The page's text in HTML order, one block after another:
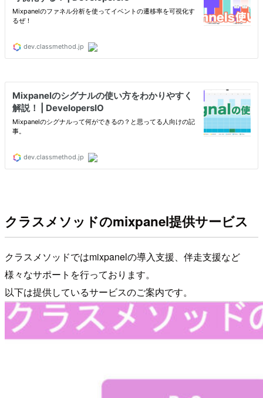
クラスメソッドのmixpanel提供サービス
クラスメソッドではmixpanelの導入支援、伴走支援など
様々なサポートを行っております。
以下は提供しているサービスのご案内です。